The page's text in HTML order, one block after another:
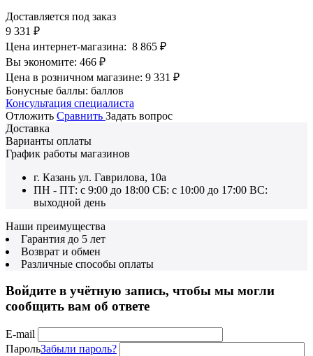
Доставляется под заказ
9 331 ₽
Цена интернет-магазина: 8 865 ₽
Вы экономите: 466 ₽
Цена в розничном магазине: 9 331 ₽
Бонусные баллы: баллов
Консультация специалиста
Отложить Сравнить Задать вопрос
Доставка
Варианты оплаты
График работы магазинов
г. Казань ул. Гаврилова, 10а
ПН - ПТ: с 9:00 до 18:00 СБ: с 10:00 до 17:00 ВС:
выходной день
Наши преимущества
Гарантия до 5 лет
Возврат и обмен
Различные способы оплаты
Войдите в учётную запись, чтобы мы могли
сообщить вам об ответе
E-mail
ПарольЗабыли пароль?